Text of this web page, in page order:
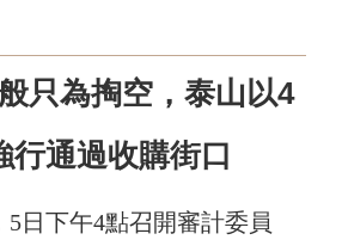
只為掏空，泰山以4
行通過收購街口
日下午4點召開審計委員